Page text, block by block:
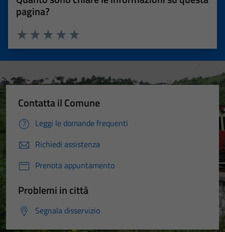
pagina?
Valuta 5 stelle su 5
Valuta 4 stelle su 5
Valuta 3 stelle su 5
Valuta 2 stelle su 5
Valuta 1 stelle su 5
Contatta il Comune
Leggi le domande frequenti
Richiedi assistenza
Prenota appuntamento
Problemi in città
Segnala disservizio